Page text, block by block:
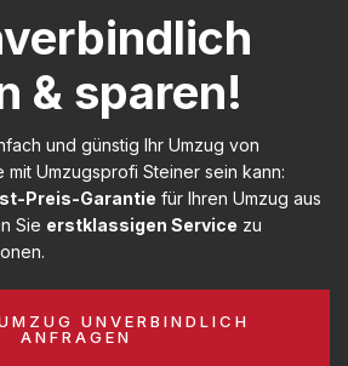
& sparen!
und günstig Ihr Umzug von
Umzugsprofi Steiner sein kann:
Preis-Garantie für Ihren Umzug aus
Sie erstklassigen Service zu
UNVERBINDLICH
ANFRAGEN